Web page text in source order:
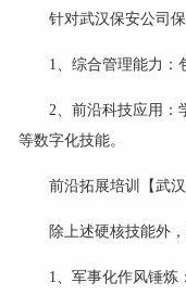
针对武汉保安公司
1、综合管理能力：
2、前沿科技应用：
等数字化技能。
前沿拓展培训【武
除上述硬核技能外
1、军事化作风锤炼